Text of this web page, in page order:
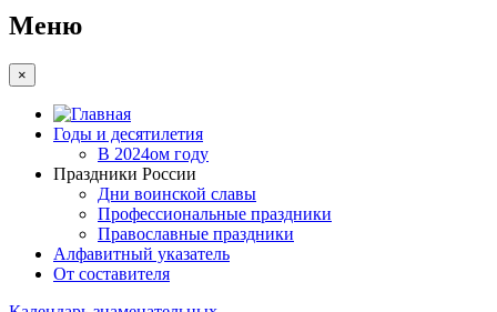
Меню
×
Годы и десятилетия
В 2024ом году
Праздники России
Дни воинской славы
Профессиональные праздники
Православные праздники
Алфавитный указатель
От составителя